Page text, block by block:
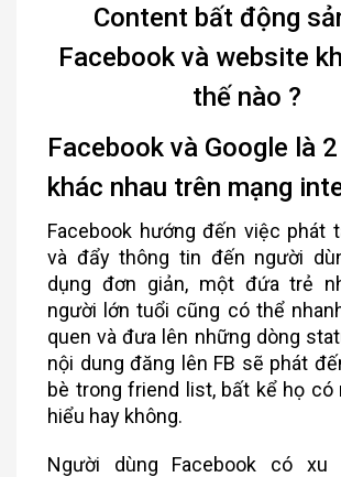
Content bất động
Facebook và website
thế nào ?
Facebook và Google là
khác nhau trên mạng
Facebook hướng đến việc phát
và đẩy thông tin đến người
dụng đơn giản, một đứa trẻ
người lớn tuổi cũng có thể
quen và đưa lên những dòng
nội dung đăng lên FB sẽ phát
bè trong friend list, bất kể họ có
hiểu hay không.
Người dùng Facebook có xu